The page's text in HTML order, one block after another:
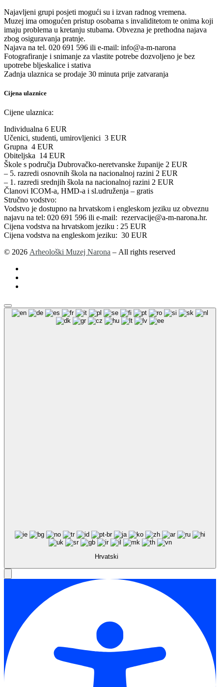
Najavljeni grupi posjeti mogući su i izvan radnog vremena.
Muzej ima omogućen pristup osobama s invaliditetom te onima koji
imaju problema u kretanju stubama. Obvezna je prethodna najava
zbog osiguravanja pratnje.
Najava na tel. 020 691 596 ili e-mail: info@a-m-narona
Fotografiranje i snimanje za vlastite potrebe dozvoljeno je bez
upotrebe bljeskalice i stativa
Zadnja ulaznica se prodaje 30 minuta prije zatvaranja
Cijena ulaznice
Cijene ulaznica:
Individualna 6 EUR
Učenici, studenti, umirovljenici 3 EUR
Grupna 4 EUR
Obiteljska 14 EUR
Škole s područja Dubrovačko-neretvanske županije 2 EUR
– 5. razredi osnovnih škola na nacionalnoj razini 2 EUR
– 1. razredi srednjih škola na nacionalnoj razini 2 EUR
Članovi ICOM-a, HMD-a i sl.udruženja – gratis
Stručno vodstvo:
Vodstvo je dostupno na hrvatskom i engleskom jeziku uz obveznu
najavu na tel: 020 691 596 ili e-mail: rezervacije@a-m-narona.hr.
Cijena vodstva na hrvatskom jeziku : 25 EUR
Cijena vodstva na engleskom jeziku: 30 EUR
© 2026 Arheološki Muzej Narona – All rights reserved
Hrvatski